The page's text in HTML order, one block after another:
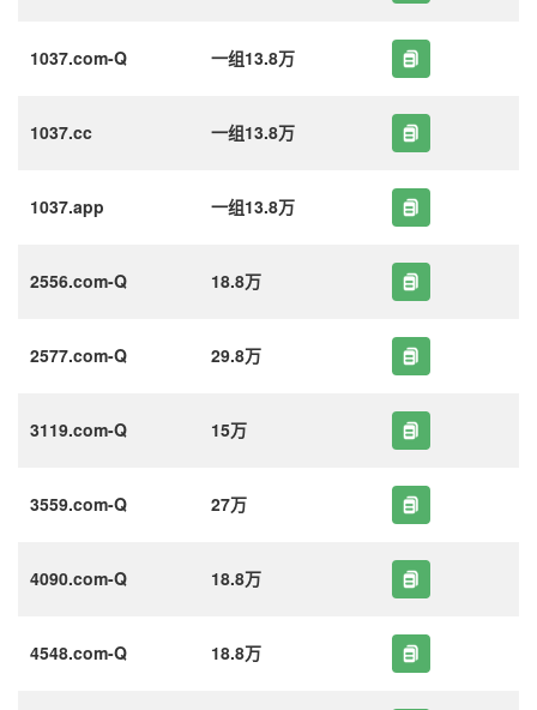
1037.com-Q 一组13.8万
1037.cc 一组13.8万
1037.app 一组13.8万
2556.com-Q 18.8万
2577.com-Q 29.8万
3119.com-Q 15万
3559.com-Q 27万
4090.com-Q 18.8万
4548.com-Q 18.8万